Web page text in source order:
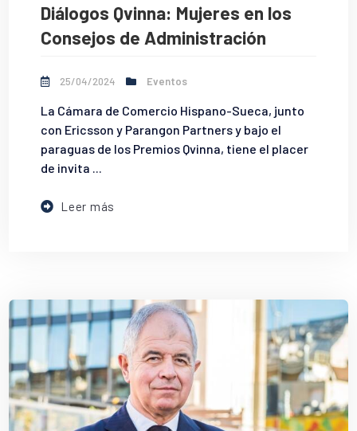
Diálogos Qvinna: Mujeres en los
Consejos de Administración
25/04/2024 Eventos
La Cámara de Comercio Hispano-Sueca, junto
con Ericsson y Parangon Partners y bajo el
paraguas de los Premios Qvinna, tiene el placer
de invita ...
Leer más